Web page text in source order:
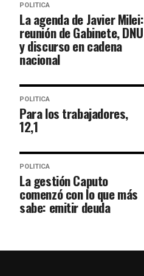
POLITICA
La agenda de Javier Milei:
reunión de Gabinete, DNU
y discurso en cadena
nacional
POLITICA
Para los trabajadores,
12,1
POLITICA
La gestión Caputo
comenzó con lo que más
sabe: emitir deuda